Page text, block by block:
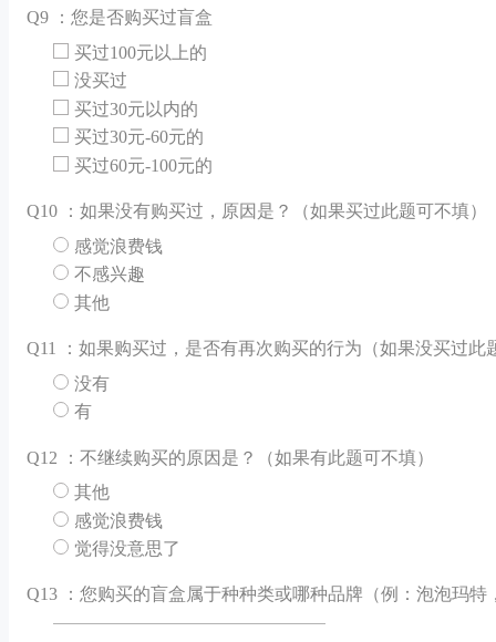
Q9 ：您是否购买过盲盒
买过100元以上的
没买过
买过30元以内的
买过30元-60元的
买过60元-100元的
Q10 ：如果没有购买过，原因是？（如果买过此题可不填）
感觉浪费钱
不感兴趣
其他
Q11 ：如果购买过，是否有再次购买的行为（如果没买过此
没有
有
Q12 ：不继续购买的原因是？（如果有此题可不填）
其他
感觉浪费钱
觉得没意思了
Q13 ：您购买的盲盒属于种种类或哪种品牌（例：泡泡玛特